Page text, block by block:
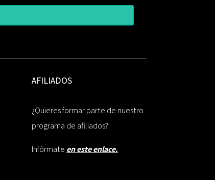
AFILIADOS
¿Quieres formar parte de nuestro
programa de afiliados?
Infórmate en este enlace.